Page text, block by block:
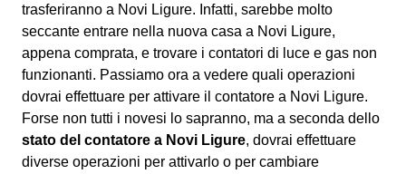
trasferiranno a Novi Ligure. Infatti, sarebbe molto
seccante entrare nella nuova casa a Novi Ligure,
appena comprata, e trovare i contatori di luce e gas non
funzionanti. Passiamo ora a vedere quali operazioni
dovrai effettuare per attivare il contatore a Novi Ligure.
Forse non tutti i novesi lo sapranno, ma a seconda dello
stato del contatore a Novi Ligure, dovrai effettuare
diverse operazioni per attivarlo o per cambiare